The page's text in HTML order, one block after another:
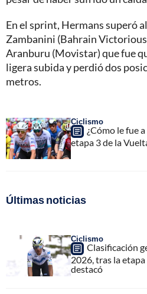
En el sprint, Hermans superó
Zambanini (Bahrain
Aranburu (Movistar) que fue
ligera subida y perdió dos
metros.
Ciclismo
¿Cómo le fue
etapa 3 de la
Últimas noticias
Ciclismo
Clasificación
2026, tras la
destacó